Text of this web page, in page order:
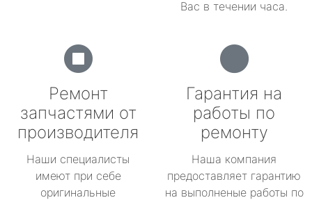
Вас в течении часа.
Ремонт
запчастями от
производителя
Наши специалисты
имеют при себе
оригинальные
Гарантия на
работы по
ремонту
Наша компания
предоставляет гарантию
на выполненые работы по